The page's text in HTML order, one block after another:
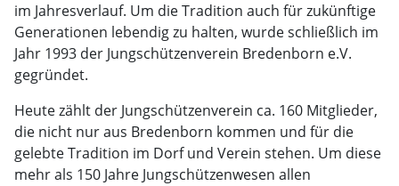
im Jahresverlauf. Um die Tradition auch für zukünftige
Generationen lebendig zu halten, wurde schließlich im
Jahr 1993 der Jungschützenverein Bredenborn e.V.
gegründet.
Heute zählt der Jungschützenverein ca. 160 Mitglieder,
die nicht nur aus Bredenborn kommen und für die
gelebte Tradition im Dorf und Verein stehen. Um diese
mehr als 150 Jahre Jungschützenwesen allen